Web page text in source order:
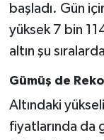
başladı. Gün
yüksek 7 bin
altın şu
Gümüş de
Altındaki
fiyatlarında da